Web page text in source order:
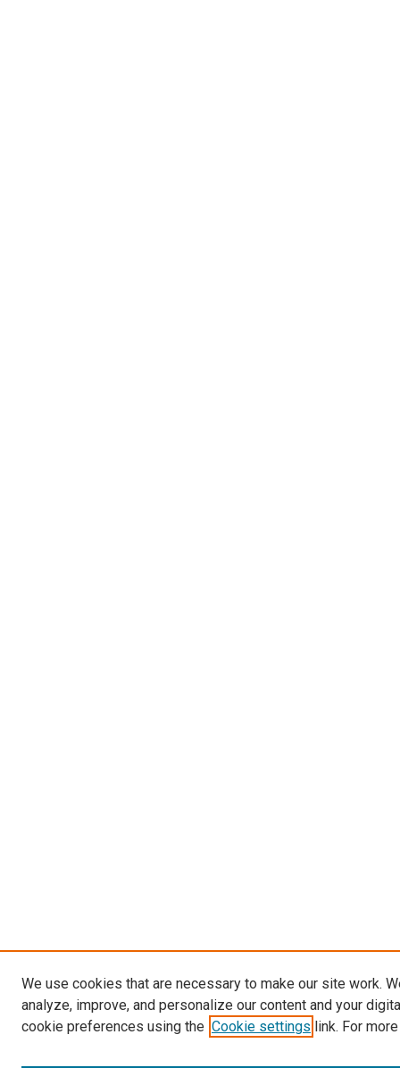
We use cookies that are necessary to make our site work.
analyze, improve, and personalize our content and your
cookie preferences using the Cookie settings link. For